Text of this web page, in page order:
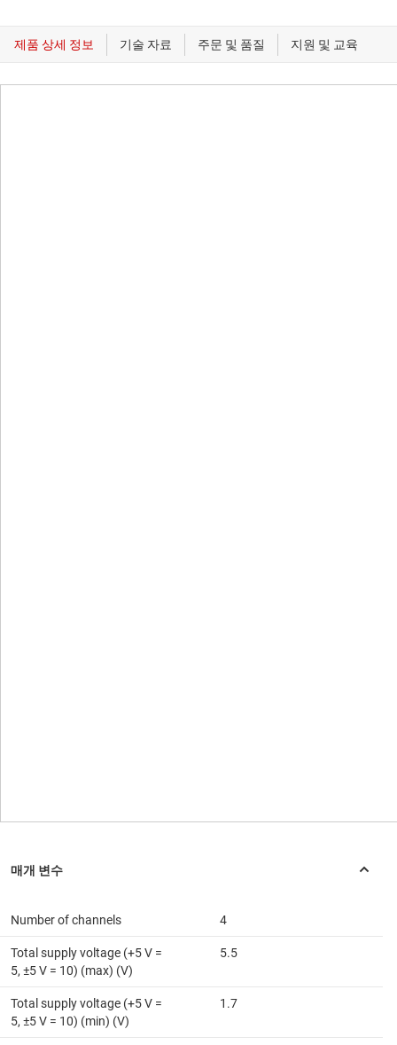
Number of channels 4
Total supply voltage (+5 V =
5, ±5 V = 10) (max) (V)
5.5
Total supply voltage (+5 V =
5, ±5 V = 10) (min) (V)
1.7